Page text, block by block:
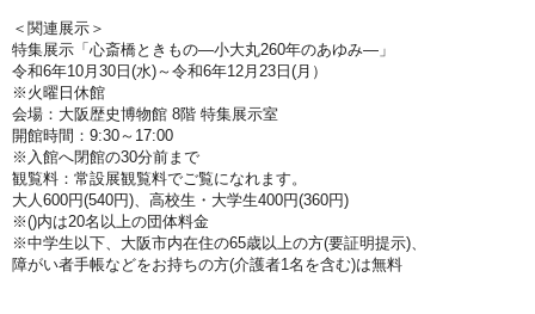
＜関連展示＞
特集展示「心斎橋ときもの―小大丸260年のあゆみ―」
令和6年10月30日(水)～令和6年12月23日(月 ）
※火曜日休館
会場：大阪歴史博物館 8階 特集展示室
開館時間：9:30～17:00
※入館へ閉館の30分前まで
観覧料：常設展観覧料でご覧になれます。
大人600円(540円)、高校生・大学生400円(360円)
※()内は20名以上の団体料金
※中学生以下、大阪市内在住の65歳以上の方(要証明提示)、
障がい者手帳などをお持ちの方(介護者1名を含む)は無料